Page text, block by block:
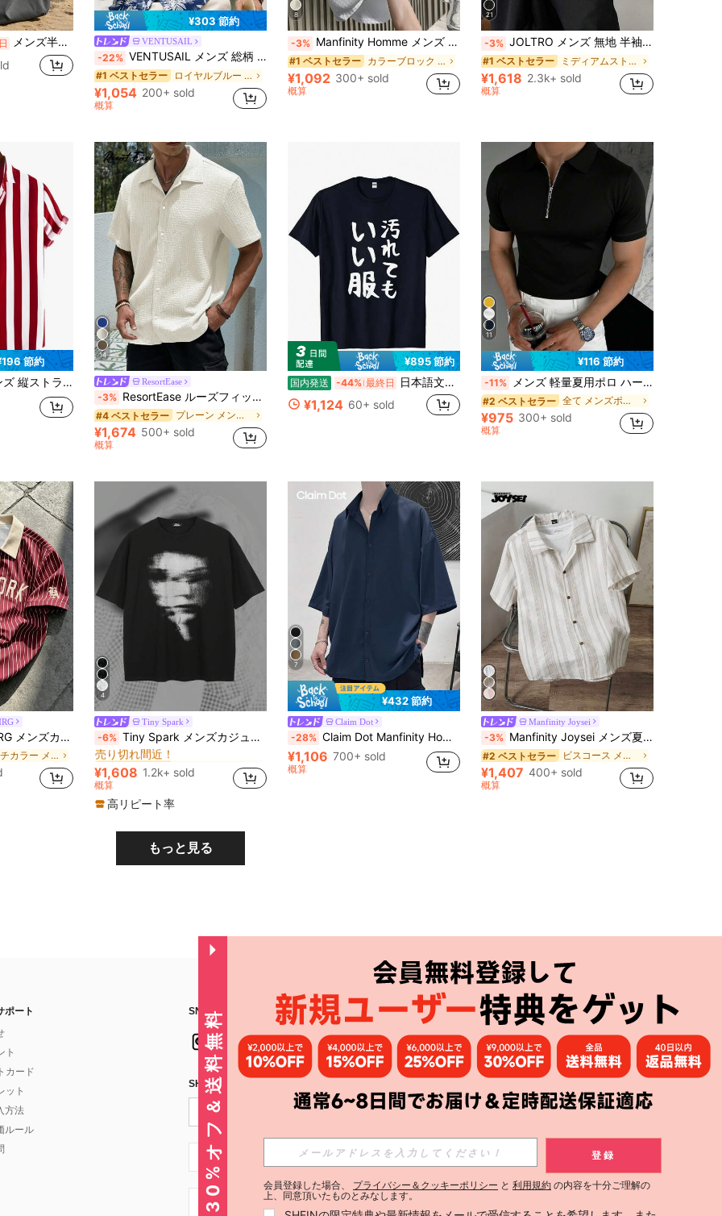
メンズ半袖 T シャツ 数字 7 バックプリント ホワイト 綿 100% 国内発送 オーバーサイズ
¥303 節約
VENTUSAIL
-22% VENTUSAIL メンズ 総柄 シングルブレスト カジュアル 万能 デイリーウェア 半袖シャツ、ホリデー
#1 ベストセラー ロイヤルブルー メンズシャツ
¥1,054 200+ sold
概算
8
-3% Manfinity Homme メンズ 半袖Tシャツ、ジャカード編み生地、ファッショナブルで多用途なスタイル、お出かけに最適、彼氏や夫への理想的なギフト
#1 ベストセラー カラーブロック メンズTシャツ
¥1,092 300+ sold
概算
21
-3% JOLTRO メンズ 無地 半袖 カジュアル/ビジネス ポロシャツ、フォーマル
#1 ベストセラー ミディアムストレッチ メンズポロシャツ
¥1,618 2.3k+ sold
概算
節約
ンアップシャツ、ホリデー
14
ResortEase
-3% ResortEase ルーズフィット メンズ 無地 ボタンアップ 半袖 カジュアルシャツ、ホリデー
#4 ベストセラー プレーン メンズシャツ
¥1,674 500+ sold
概算
¥895 節約
国内発送 -44% 最終日 日本語文字プリント ネイビー 半袖 T シャツ 綿 100% メンズ シンプル ユニーク 220 グラム綿 100 プリント T シャツ半袖汚れてもいい服を着る在宅勤務時着用体感の快適性が良好
¥1,124 60+ sold
11
¥116 節約
-11% メンズ 軽量夏用ポロ ハーフジップ 半袖シャツ、カジュアルファッションアウトフィット
#2 ベストセラー 全て メンズポロシャツ
¥975 300+ sold
概算
レタープリント ポロシャツ 半袖 夏
マルチカラー メンズポロシャツ
4
Tiny Spark
-6% Tiny Spark メンズカジュアル フェイスプリント 半袖Tシャツ 夏 ヴィンテージ
#1 ベストセラー
売り切れ間近！
#1 ベストセラー
売り切れ間近！
#1 ベストセラー
売り切れ間近！
#1 ベストセラー 中厚 メンズTシャツ
売り切れ間近！
¥1,608 1.2k+ sold
概算
高リピート率
7
¥432 節約
Claim Dot
-28% Claim Dot Manfinity Homme メンズ 半袖 ボタンダウンシャツ、ネイビーブルー 夏用 オーバーサイズ シティブレイク カジュアル ストリートウェア ルーズフィット ラペルカラー トップス デイリーシャツ、フォーマル
¥1,106 700+ sold
概算
Manfinity Joysei
-3% Manfinity Joysei メンズ夏用縞模様半袖カジュアルシャツ
#2 ベストセラー ビスコース メンズシャツ
¥1,407 400+ sold
概算
もっと見る
ポート
ト
カード
ット
方法
ルール
SNSフォローはこちら： アプリ
SHEIN STYLE NEWSを購読する
購読
JP + 81 登録する
JP + 81
30%オフ＆送料無料 登録
会員登録した場合、 プライバシー＆クッキーポリシー と 利用規約 の内容を十分ご理解の
上、同意頂いたものとみなします。